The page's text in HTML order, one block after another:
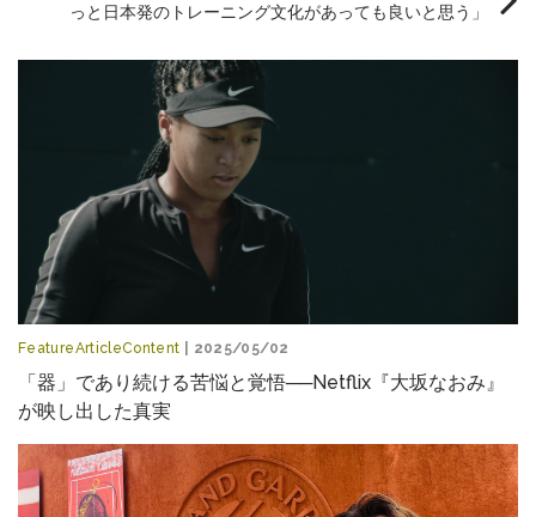
っと日本発のトレーニング文化があっても良いと思う」
FeatureArticleContent | 2025/05/02
「器」であり続ける苦悩と覚悟──Netflix『大坂なおみ』
が映し出した真実